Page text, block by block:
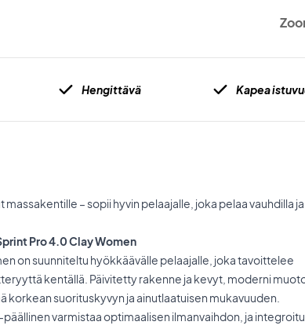
Hengittävä Kapea
– sopii hyvin pelaajalle, joka pelaa vauhdilla ja
Pro 4.0 Clay Women
on suunniteltu hyökkäävälle pelaajalle, joka tavoittelee
kentällä. Päivitetty rakenne ja kevyt, moderni
korkean suorituskyvyn ja ainutlaatuisen mukavuuden.
varmistaa optimaalisen ilmanvaihdon, ja integroitu